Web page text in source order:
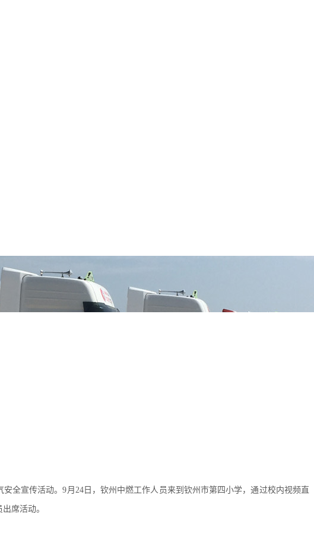
全宣传活动。9月24日，钦州中燃工作人员来到钦州市第四小学，通过校内视频直
席活动。